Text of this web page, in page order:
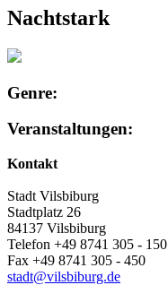
Nachtstark
Genre:
Veranstaltungen:
Kontakt
Stadt Vilsbiburg
Stadtplatz 26
84137 Vilsbiburg
Telefon +49 8741 305 - 150
Fax +49 8741 305 - 450
stadt@vilsbiburg.de